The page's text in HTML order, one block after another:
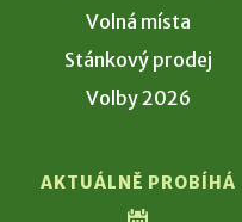
Volná místa
Stánkový prodej
Volby 2026
AKTUÁLNĚ PROBÍHÁ